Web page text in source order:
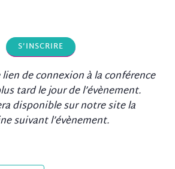
S’INSCRIRE
lien de connexion à la conférence
tard le jour de l’évènement.
disponible sur notre site la
suivant l’évènement.